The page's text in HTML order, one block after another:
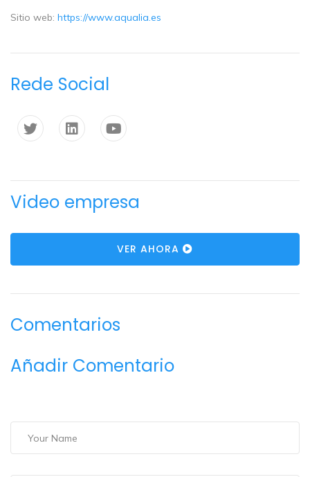
Sitio web: https://www.aqualia.es
Rede Social
Video empresa
VER AHORA
Comentarios
Añadir Comentario